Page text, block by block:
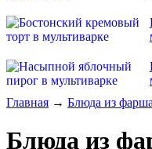
Главная → Блюда из фарша
Блюда из